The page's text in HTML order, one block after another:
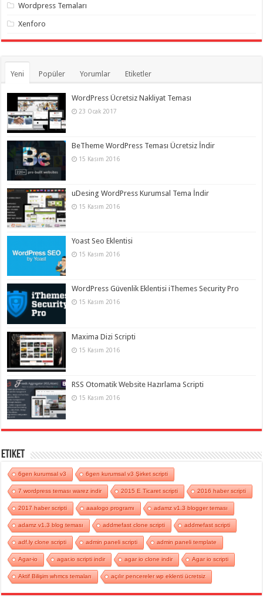
Wordpress Temaları
Xenforo
Yeni Popüler Yorumlar Etiketler
WordPress Ücretsiz Nakliyat Teması
23 Ocak 2017
BeTheme WordPress Teması Ücretsiz İndir
15 Kasım 2016
uDesing WordPress Kurumsal Tema İndir
15 Kasım 2016
Yoast Seo Eklentisi
15 Kasım 2016
WordPress Güvenlik Eklentisi iThemes Security Pro
15 Kasım 2016
Maxima Dizi Scripti
15 Kasım 2016
RSS Otomatik Website Hazırlama Scripti
15 Kasım 2016
Etiket
6gen kurumsal v3 6gen kurumsal v3 Şirket scripti
7 wordpress teması warez indir 2015 E Ticaret scripti 2016 haber scripti
2017 haber scripti aaalogo programı adamz v1.3 blogger teması
adamz v1.3 blog teması addmefast clone scripti addmefast scripti
adf.ly clone scripti admin paneli scripti admin paneli template
Agar-io agar.io scripti indir agar io clone indir Agar io scripti
Aktif Bilişim whmcs temaları açılır pencereler wp eklenti ücretsiz